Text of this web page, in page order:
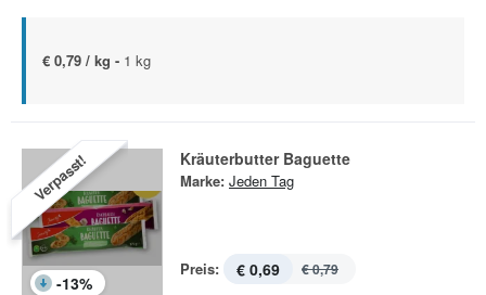
€ 0,79 / kg - 1 kg
Verpasst!
-13%
Kräuterbutter Baguette
Marke: Jeden Tag
Preis: € 0,69 € 0,79